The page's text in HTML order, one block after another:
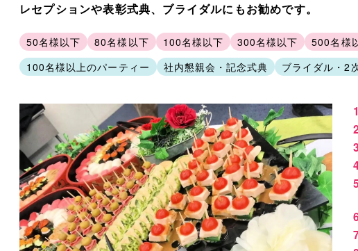
レセプションや表彰式典、ブライダルにもお勧めです。
50名様以下 80名様以下 100名様以下 300名様以下 500名様
100名様以上のパーティー
社内懇親会・記念式典 ブライダル・2